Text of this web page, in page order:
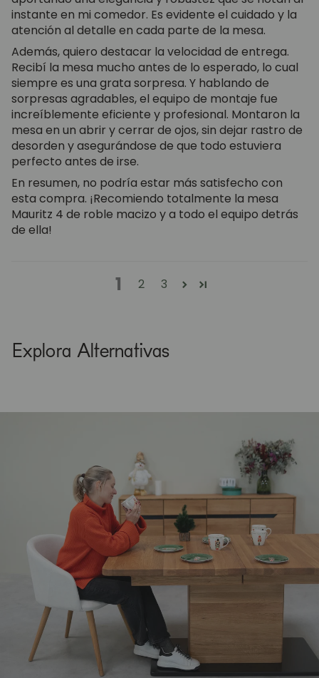
instante en mi comedor. Es evidente el cuidado y la
atención al detalle en cada parte de la mesa.
Además, quiero destacar la velocidad de entrega.
Recibí la mesa mucho antes de lo esperado, lo cual
siempre es una grata sorpresa. Y hablando de
sorpresas agradables, el equipo de montaje fue
increíblemente eficiente y profesional. Montaron la
mesa en un abrir y cerrar de ojos, sin dejar rastro de
desorden y asegurándose de que todo estuviera
perfecto antes de irse.
En resumen, no podría estar más satisfecho con
esta compra. ¡Recomiendo totalmente la mesa
Mauritz 4 de roble macizo y a todo el equipo detrás
de ella!
1 2 3
Explora Alternativas